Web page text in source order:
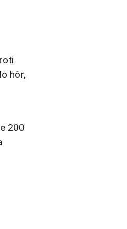
hôr,
200